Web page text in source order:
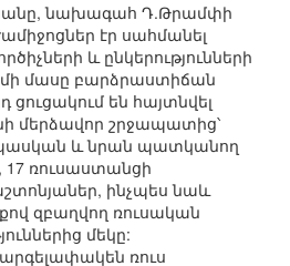
նախագահ Դ.Թրամփի
էր սահմանել
և ընկերությունների
մասը բարձրաստիճան
ցուցակում են հայտնվել
մերձավոր շրջապատից՝
և նրան պատկանող
17 ռուսաստանցի
ինչպես նաև
զբաղվող ռուսական
մեկը:
ռուս